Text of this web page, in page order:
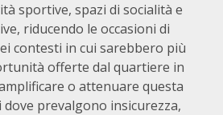
sportive, spazi di socialità e
riducendo le occasioni di
contesti in cui sarebbero più
offerte dal quartiere in
o attenuare questa
prevalgono insicurezza,